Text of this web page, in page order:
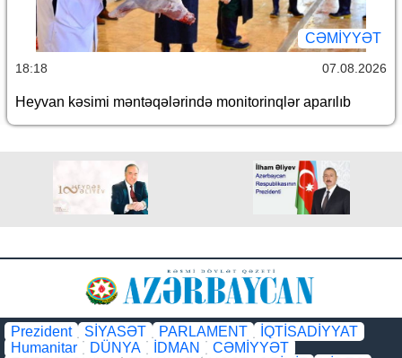
CƏMİYYƏT
18:18 07.08.2026
Heyvan kəsimi məntəqələrində monitorinqlər aparılıb
Prezident SİYASƏT PARLAMENT
İQTİSADİYYAT
Humanitar
DÜNYA İDMAN
CƏMİYYƏT